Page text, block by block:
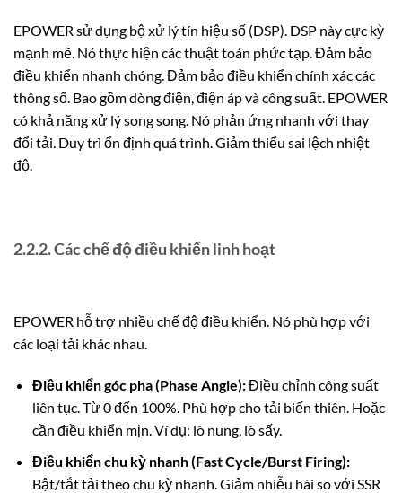
EPOWER sử dụng bộ xử lý tín hiệu số (DSP). DSP này cực kỳ
mạnh mẽ. Nó thực hiện các thuật toán phức tạp. Đảm bảo
điều khiển nhanh chóng. Đảm bảo điều khiển chính xác các
thông số. Bao gồm dòng điện, điện áp và công suất. EPOWER
có khả năng xử lý song song. Nó phản ứng nhanh với thay
đổi tải. Duy trì ổn định quá trình. Giảm thiểu sai lệch nhiệt
độ.
2.2.2. Các chế độ điều khiển linh hoạt
EPOWER hỗ trợ nhiều chế độ điều khiển. Nó phù hợp với
các loại tải khác nhau.
Điều khiển góc pha (Phase Angle):Điều chỉnh công suất
liên tục. Từ 0 đến 100%. Phù hợp cho tải biến thiên. Hoặc
cần điều khiển mịn. Ví dụ: lò nung, lò sấy.
Điều khiển chu kỳ nhanh (Fast Cycle/Burst Firing):
Bật/tắt tải theo chu kỳ nhanh. Giảm nhiễu hài so với SSR